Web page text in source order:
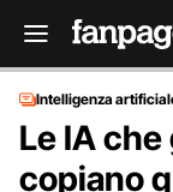
Intelligenza
Le IA
copiano